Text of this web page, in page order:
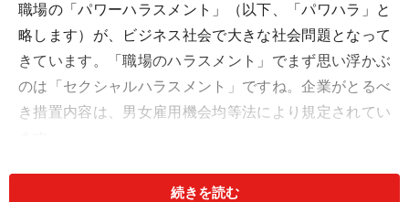
職場の「パワーハラスメント」（以下、「パワハラ」と
略します）が、ビジネス社会で大きな社会問題となって
きています。「職場のハラスメント」でまず思い浮かぶ
のは「セクシャルハラスメント」ですね。企業がとるべ
き措置内容は、男女雇用機会均等法により規定されてい
では、「パワハラ」を取り締まる法令は？というと、実
続きを読む